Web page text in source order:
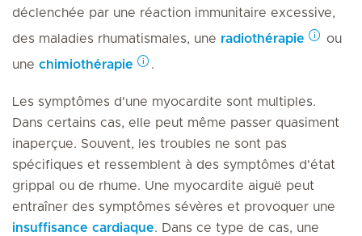
déclenchée par une réaction immunitaire excessive,
des maladies rhumatismales, une radiothérapie
ou
une chimiothérapie .
Les symptômes d'une myocardite sont multiples.
Dans certains cas, elle peut même passer quasiment
inaperçue. Souvent, les troubles ne sont pas
spécifiques et ressemblent à des symptômes d'état
grippal ou de rhume. Une myocardite aiguë peut
entraîner des symptômes sévères et provoquer une
insuffisance cardiaque. Dans ce type de cas, une